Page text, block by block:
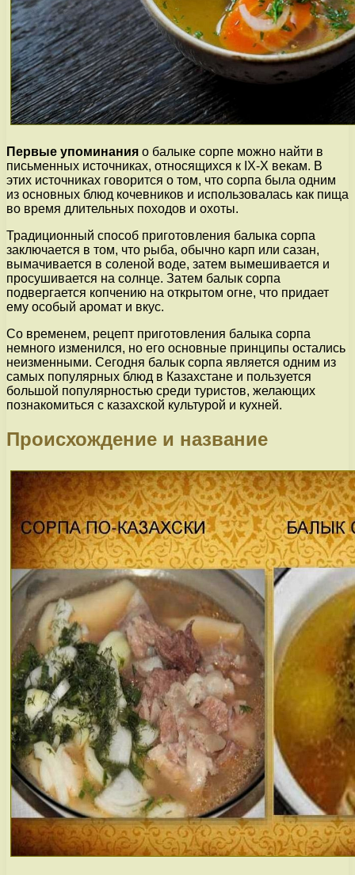
Первые упоминания о балыке сорпе можно найти в
письменных источниках, относящихся к IX-X векам. В
этих источниках говорится о том, что сорпа была одним
из основных блюд кочевников и использовалась как пища
во время длительных походов и охоты.
Традиционный способ приготовления балыка сорпа
заключается в том, что рыба, обычно карп или сазан,
вымачивается в соленой воде, затем вымешивается и
просушивается на солнце. Затем балык сорпа
подвергается копчению на открытом огне, что придает
ему особый аромат и вкус.
Со временем, рецепт приготовления балыка сорпа
немного изменился, но его основные принципы остались
неизменными. Сегодня балык сорпа является одним из
самых популярных блюд в Казахстане и пользуется
большой популярностью среди туристов, желающих
познакомиться с казахской культурой и кухней.
Происхождение и название